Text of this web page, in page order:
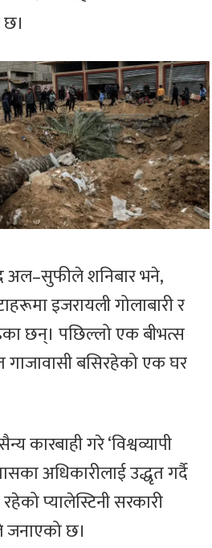
शनिबार भने,
इजरायली गोलाबारी र
छन्। पछिल्लो एक बीभत्स
गाजावासी बसिरहेको एक घर
कारबाही गरे ‘विश्वव्यापी
अधिकारीलाई उद्धृत गर्दै
प्यालेस्टिनी सरकारी
जनाएको छ।